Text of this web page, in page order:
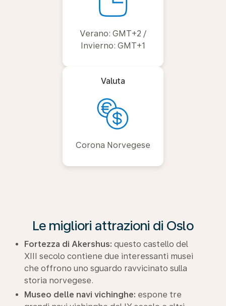
Verano: GMT+2 /
Invierno: GMT+1
Valuta
Corona Norvegese
Le migliori attrazioni di Oslo
Fortezza di Akershus: questo castello del
XIII secolo contiene due interessanti musei
che offrono uno sguardo ravvicinato sulla
storia norvegese.
Museo delle navi vichinghe: espone tre